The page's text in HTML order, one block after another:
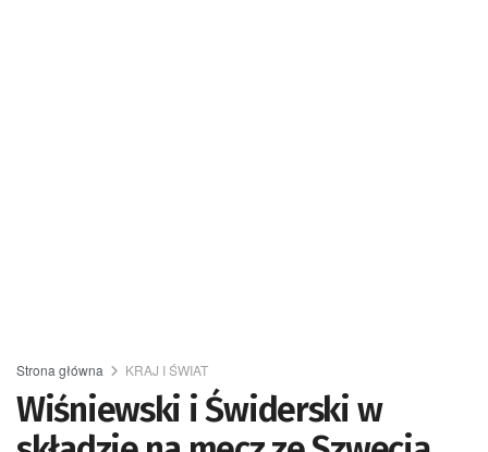
Strona główna KRAJ I ŚWIAT
Wiśniewski i Świderski w